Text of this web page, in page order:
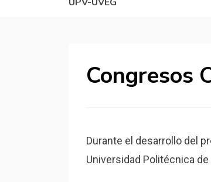
Congresos
Durante el desarrollo del
Universidad Politécnica de